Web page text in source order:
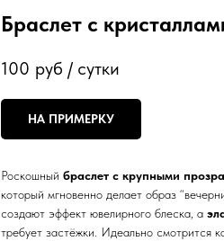
Браслет с
100 руб / сутки
НА ПРИМЕРКУ
Роскошный браслет с крупными
который мгновенно делает образ
создают эффект ювелирного блеска, а
требует застёжки. Идеально смотрится